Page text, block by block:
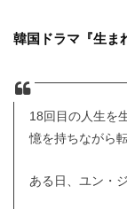
韓国ドラマ『生ま
18回目の人生を
憶を持ちながら
ある日、ユン・